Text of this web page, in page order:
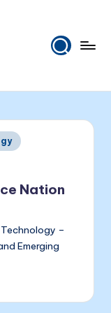
Nation
–
Emerging